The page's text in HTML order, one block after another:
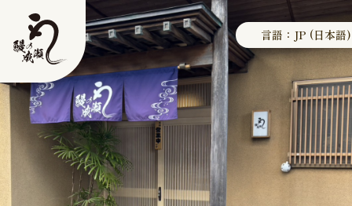
言語：JP (日本語)